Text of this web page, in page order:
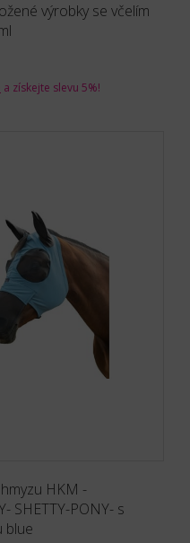
výrobky se včelím
a získejte slevu 5%!
HKM -
SHETTY-PONY- s
blue